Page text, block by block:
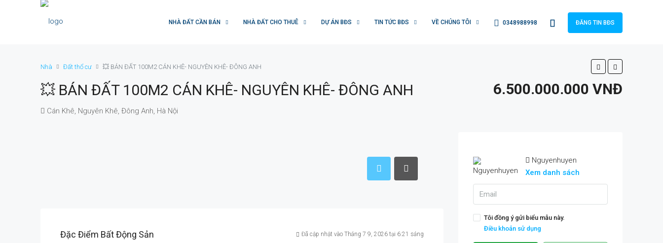
NHÀ ĐẤT CẦN BÁN NHÀ ĐẤT CHO THUÊ DỰ ÁN BĐS TIN TỨC BĐS VỀ CHÚNG TÔI 0348988998 ĐĂNG TIN BĐS
Nhà Đất thổ cư 💥 BÁN ĐẤT 100M2 CÁN KHÊ- NGUYÊN KHÊ- ĐÔNG ANH
💥 BÁN ĐẤT 100M2 CÁN KHÊ- NGUYÊN KHÊ- ĐÔNG ANH 6.500.000.000 VNĐ
Cán Khê, Nguyên Khê, Đông Anh, Hà Nội
Đặc Điểm Bất Động Sản Đã cập nhật vào Tháng 7 9, 2026 tại 6:21 sáng
Nguyenhuyen
Xem danh sách
Tôi đồng ý gửi biểu mẫu này.
Điều khoản sử dụng